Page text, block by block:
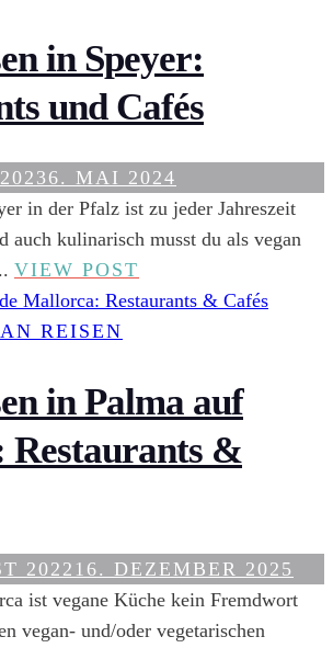
in Speyer:
und Cafés
6. MAI 2024
in der Pfalz ist zu jeder Jahreszeit
auch kulinarisch musst du als vegan
VIEW POST
ESSEN
RESTAURANTS
UND
CAFÉS
REISEN
in Palma auf
&
2022 16. DEZEMBER 2025
ist vegane Küche kein Fremdwort
vegan- und/oder vegetarischen